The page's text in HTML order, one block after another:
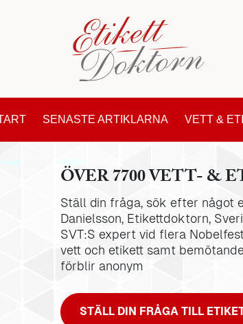
SENASTE ARTIKLARNA VETT &
ÖVER 7700 VETT- &
Ställ din fråga, sök efter något
Danielsson, Etikettdoktorn,
SVT:S expert vid flera
vett och etikett samt
förblir anonym
STÄLL DIN FRÅGA TILL